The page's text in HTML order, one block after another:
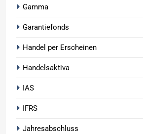
Gamma
Garantiefonds
Handel per Erscheinen
Handelsaktiva
IAS
IFRS
Jahresabschluss